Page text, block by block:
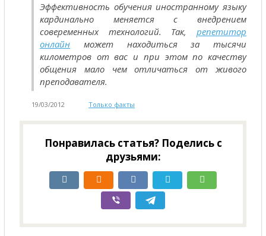
Эффективность обучения иностранному языку
кардинально меняется с внедрением
совеременных технологий. Так, репетитор
онлайн может находиться за тысячи
километров от вас и при этом по качеству
общения мало чем отличаться от живого
преподавателя.
19/03/2012 Только факты
Понравилась статья? Поделись с
друзьями: